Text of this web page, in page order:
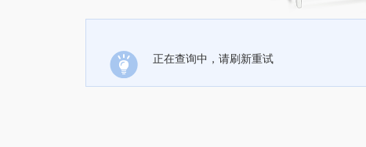
正在查询中，请刷新重试